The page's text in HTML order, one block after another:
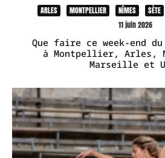
ARLES MONTPELLIER NÎMES SÈTE
11 juin 2026
Que faire ce week-end
à Montpellier, Arles,
Marseille et